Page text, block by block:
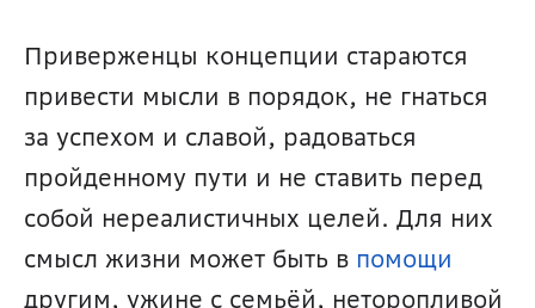
Приверженцы концепции стараются
привести мысли в порядок, не гнаться
за успехом и славой, радоваться
пройденному пути и не ставить перед
собой нереалистичных целей. Для них
смысл жизни может быть в помощи